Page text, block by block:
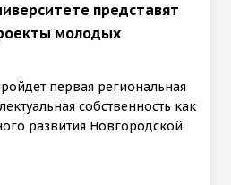
представят
молодых
первая региональная
собственность как
развития Новгородской